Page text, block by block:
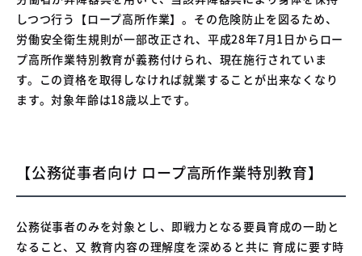
しつつ行う【ロープ高所作業】。その危険防止を図るため、
労働安全衛生規則が一部改正され、平成28年7月1日からロー
プ高所作業特別教育が義務付けられ、現在施行されていま
す。この資格を取得しなければ就業することが出来なくなり
ます。対象年齢は18歳以上です。
【公務従事者向け ロープ高所作業特別教育】
公務従事者のみを対象とし、即戦力となる要員育成の一助と
なること、又 教育内容の理解度を深めると共に 育成に要す時